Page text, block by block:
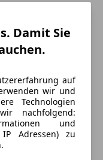
Damit Sie
auf
wir und
Technologien
nachfolgend:
und
IP Adressen) zu